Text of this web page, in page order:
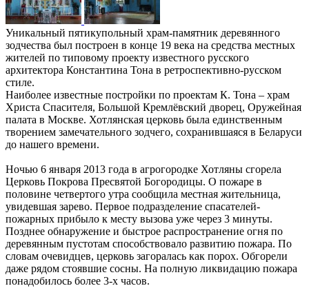
Уникальный пятикупольный храм-памятник деревянного
зодчества был построен в конце 19 века на средства местных
жителей по типовому проекту известного русского
архитектора Константина Тона в ретроспективно-русском
стиле.
Наиболее известные постройки по проектам К. Тона – храм
Христа Спасителя, Большой Кремлёвский дворец, Оружейная
палата в Москве. Хотлянская церковь была единственным
творением замечательного зодчего, сохранившаяся в Беларуси
до нашего времени.
Ночью 6 января 2013 года в агрогородке Хотляны сгорела
Церковь Покрова Пресвятой Богородицы. О пожаре в
половине четвертого утра сообщила местная жительница,
увидевшая зарево. Первое подразделение спасателей-
пожарных прибыло к месту вызова уже через 3 минуты.
Позднее обнаружение и быстрое распространение огня по
деревянным пустотам способствовало развитию пожара. По
словам очевидцев, церковь загоралась как порох. Обгорели
даже рядом стоявшие сосны. На полную ликвидацию пожара
понадобилось более 3-х часов.